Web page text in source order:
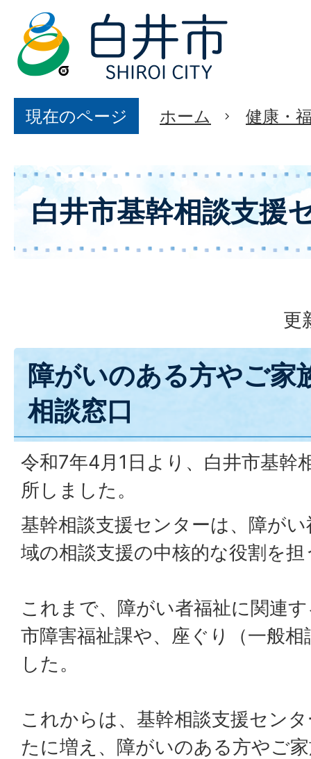
現在のページ ホーム 健康・
白井市基幹相談支援
更
障がいのある方やご家
相談窓口
令和7年4月1日より、白井市基幹
所しました。
基幹相談支援センターは、障が
域の相談支援の中核的な役割を
これまで、障がい者福祉に関連
市障害福祉課や、座ぐり（一般
した。
これからは、基幹相談支援セン
たに増え、障がいのある方やご